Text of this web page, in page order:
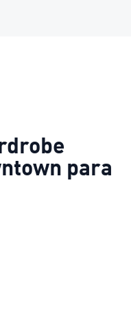
para
Wardrobe